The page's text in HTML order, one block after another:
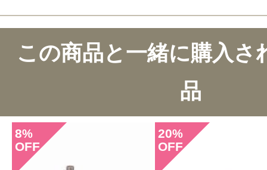
この商品と一緒に購入さ
品
8%
OFF
20%
OFF